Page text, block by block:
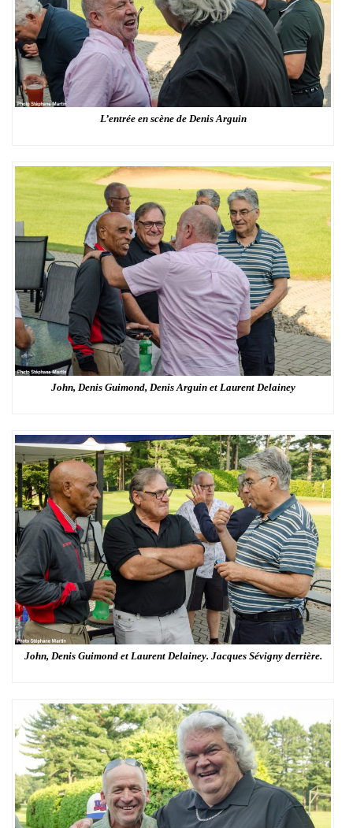
L’entrée en scène de Denis Arguin
John, Denis Guimond, Denis Arguin et Laurent Delainey
John, Denis Guimond et Laurent Delainey. Jacques Sévigny derrière.